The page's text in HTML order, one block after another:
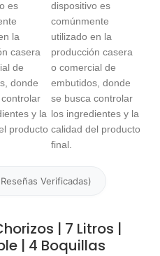
Reseñas Verificadas)
| 7 Litros |
| 4 Boquillas